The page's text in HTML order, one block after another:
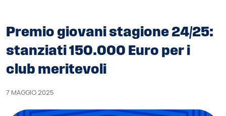
Premio giovani stagione 24/25:
stanziati 150.000 Euro per i
club meritevoli
7 MAGGIO 2025